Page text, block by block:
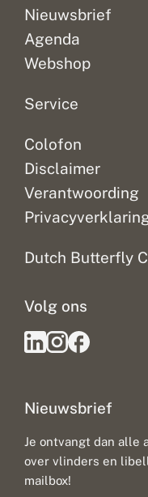
Nieuwsbrief
Agenda
Webshop
Service
Colofon
Disclaimer
Verantwoording
Dutch Butterfly
Nieuwsbrief
Je ontvangt dan alle
over vlinders en
mailbox!
Volg ons